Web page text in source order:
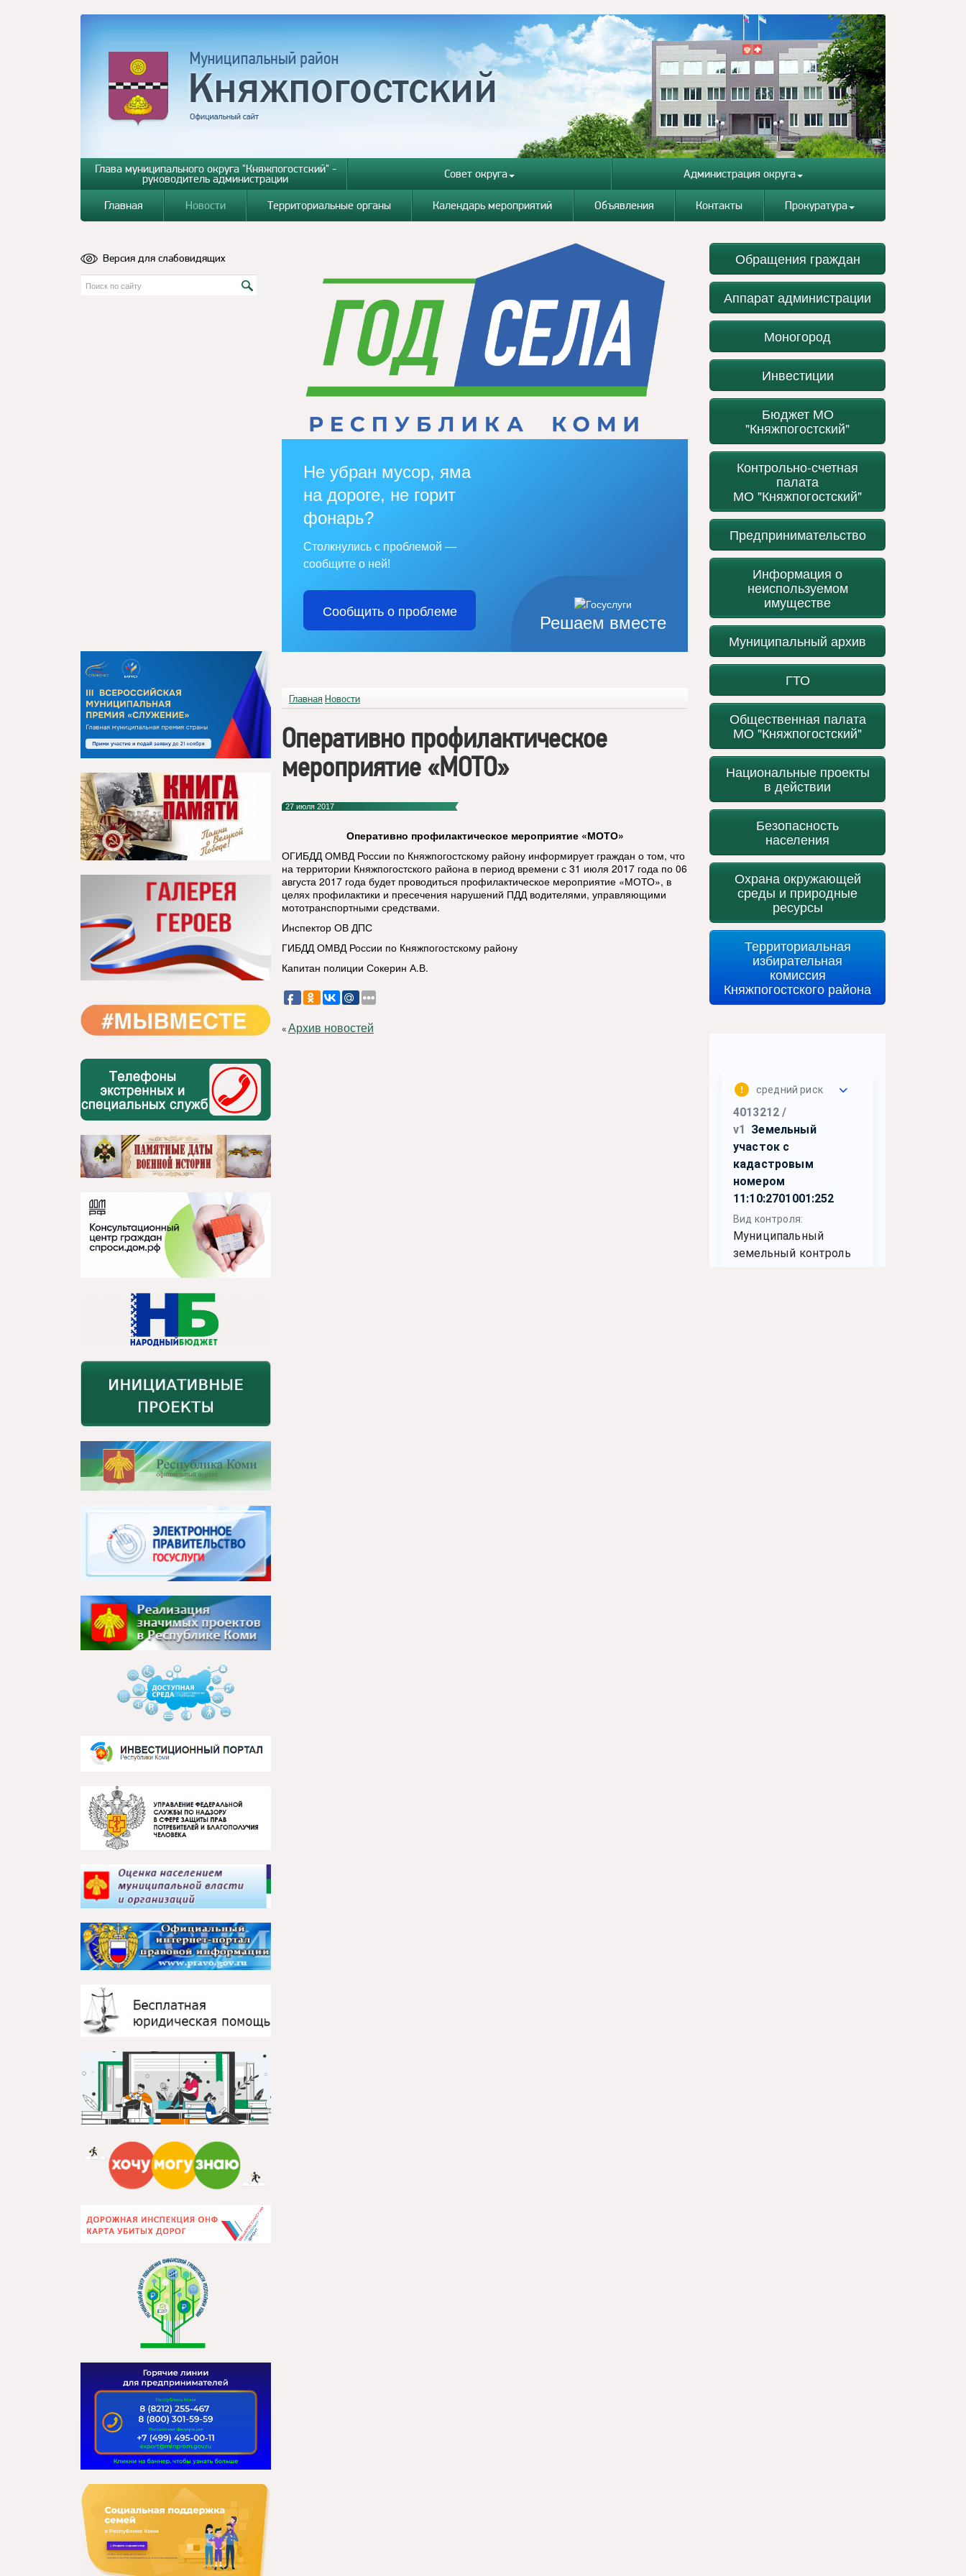
Глава муниципального округа "Княжпогостский" -
руководитель администрации Совет округа Администрация округа
Главная Новости Территориальные органы Календарь мероприятий Объявления Контакты Прокуратура
Версия для слабовидящих
Решаем вместе
Не убран мусор, яма
на дороге, не горит
фонарь?
Столкнулись с проблемой —
сообщите о ней!
Сообщить о проблеме
Главная Новости
Оперативно профилактическое
мероприятие «МОТО»
27 июля 2017
Оперативно профилактическое мероприятие «МОТО»
ОГИБДД ОМВД России по Княжпогостскому району информирует граждан о том, что
на территории Княжпогостского района в период времени с 31 июля 2017 года по 06
августа 2017 года будет проводиться профилактическое мероприятие «МОТО», в
целях профилактики и пресечения нарушений ПДД водителями, управляющими
мототранспортными средствами.
Инспектор ОВ ДПС
ГИБДД ОМВД России по Княжпогостскому району
Капитан полиции Сокерин А.В.
«Архив новостей
Обращения граждан
Аппарат администрации
Моногород
Инвестиции
Бюджет МО
"Княжпогостский"
Контрольно-счетная
палата
МО "Княжпогостский"
Предпринимательство
Информация о
неиспользуемом
имуществе
Муниципальный архив
ГТО
Общественная палата
МО "Княжпогостский"
Национальные проекты
в действии
Безопасность
населения
Охрана окружающей
среды и природные
ресурсы
Территориальная
избирательная
комиссия
Княжпогостского района